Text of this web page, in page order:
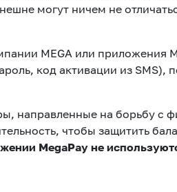
могут ничем не
MEGA или приложения
код активации из SMS),
направленные на борьбу с
чтобы защитить
MegaPay не